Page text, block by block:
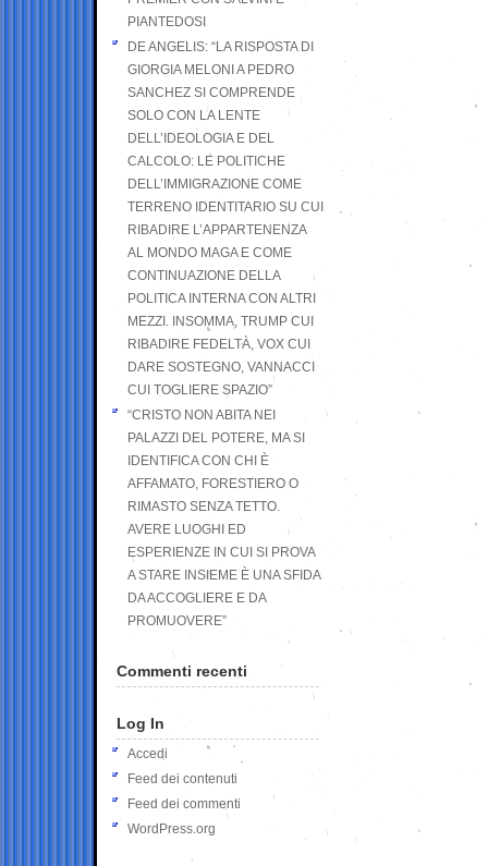
PIANTEDOSI
DE ANGELIS: “LA RISPOSTA DI
GIORGIA MELONI A PEDRO
SANCHEZ SI COMPRENDE
SOLO CON LA LENTE
DELL’IDEOLOGIA E DEL
CALCOLO: LE POLITICHE
DELL’IMMIGRAZIONE COME
TERRENO IDENTITARIO SU CUI
RIBADIRE L’APPARTENENZA
AL MONDO MAGA E COME
CONTINUAZIONE DELLA
POLITICA INTERNA CON ALTRI
MEZZI. INSOMMA, TRUMP CUI
RIBADIRE FEDELTÀ, VOX CUI
DARE SOSTEGNO, VANNACCI
CUI TOGLIERE SPAZIO”
“CRISTO NON ABITA NEI
PALAZZI DEL POTERE, MA SI
IDENTIFICA CON CHI È
AFFAMATO, FORESTIERO O
RIMASTO SENZA TETTO.
AVERE LUOGHI ED
ESPERIENZE IN CUI SI PROVA
A STARE INSIEME È UNA SFIDA
DA ACCOGLIERE E DA
PROMUOVERE”
Commenti recenti
Log In
Accedi
Feed dei contenuti
Feed dei commenti
WordPress.org